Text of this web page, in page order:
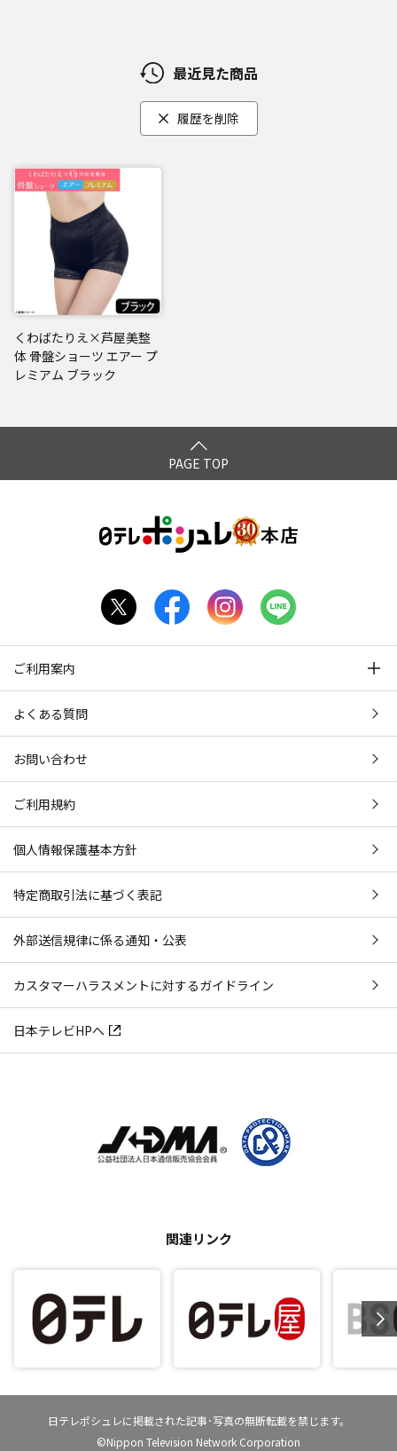
最近見た商品
履歴を削除
くわばたりえ×芦屋美整
体 骨盤ショーツ エアー プ
レミアム ブラック
PAGE TOP
ご利用案内
よくある質問
お問い合わせ
ご利用規約
個人情報保護基本方針
特定商取引法に基づく表記
外部送信規律に係る通知・公表
カスタマーハラスメントに対するガイドライン
日本テレビHPへ
関連リンク
日テレポシュレに掲載された記事･写真の無断転載を禁じます。
©Nippon Television Network Corporation